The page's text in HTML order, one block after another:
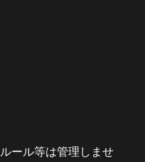
ール等は管理しませ